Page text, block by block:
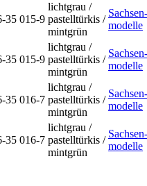
35 015-9
lichtgrau /
pastelltürkis /
mintgrün
Sachsen­
modelle
35 015-9
lichtgrau /
pastelltürkis /
mintgrün
Sachsen­
modelle
35 016-7
lichtgrau /
pastelltürkis /
mintgrün
Sachsen­
modelle
35 016-7
lichtgrau /
pastelltürkis /
mintgrün
Sachsen­
modelle